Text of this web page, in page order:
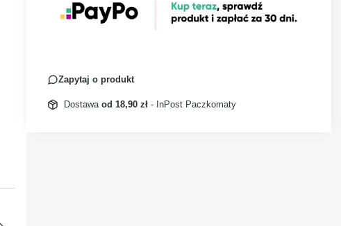
Zapytaj o produkt
Dostawa od 18,90 zł - InPost Paczkomaty